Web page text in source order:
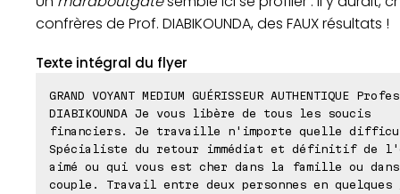
confrères de Prof. DIABIKOUNDA, des FAUX résultats !
Texte intégral du flyer
GRAND VOYANT MEDIUM GUÉRISSEUR AUTHENTIQUE
DIABIKOUNDA Je vous libère de tous les soucis
financiers. Je travaille n'importe quelle
Spécialiste du retour immédiat et définitif de
aimé ou qui vous est cher dans la famille ou
couple. Travail entre deux personnes en